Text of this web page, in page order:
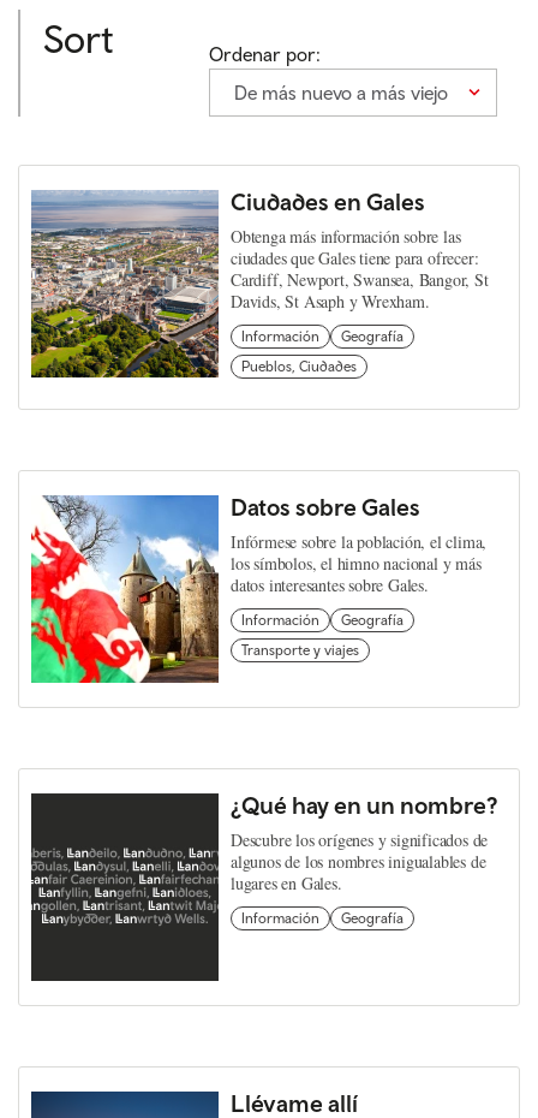
Sort
Ordenar por:
De más nuevo a más viejo
Ciudades en Gales
Obtenga más información sobre las
ciudades que Gales tiene para ofrecer:
Cardiff, Newport, Swansea, Bangor, St
Davids, St Asaph y Wrexham.
Información
Geografía
Pueblos, Ciudades
Datos sobre Gales
Infórmese sobre la población, el clima,
los símbolos, el himno nacional y más
datos interesantes sobre Gales.
Información
Geografía
Transporte y viajes
¿Qué hay en un nombre?
Descubre los orígenes y significados de
algunos de los nombres inigualables de
lugares en Gales.
Información Geografía
Llévame allí